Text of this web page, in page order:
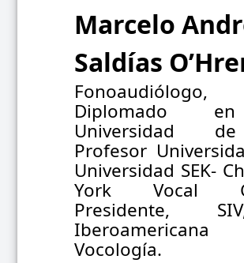
Marcelo
Saldías
Fonoaudiólogo,
Diplomado
Universidad
Profesor
Universidad SEK-
York Vocal
Presidente,
Vocología.